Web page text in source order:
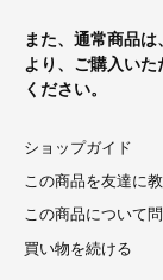
また、通常商品
より、ご購入い
ください。
ショップガイド
この商品を友達に
この商品について
買い物を続ける